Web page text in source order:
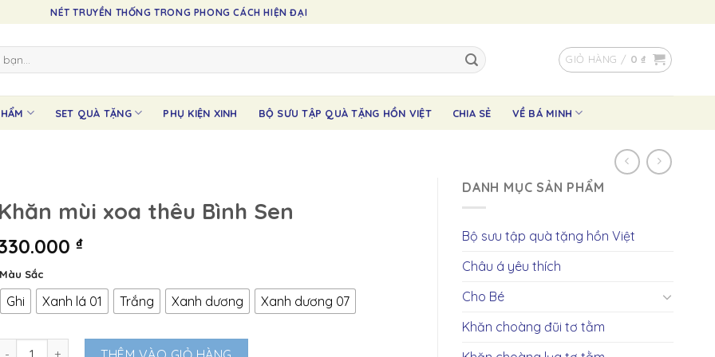
NÉT TRUYỀN THỐNG TRONG PHONG CÁCH HIỆN ĐẠI
GIỎ HÀNG / 0₫
SET QUÀ TẶNG PHỤ KIỆN XINH BỘ SƯU TẬP QUÀ TẶNG HỒN VIỆT CHIA SẺ VỀ BÁ MINH
DANH MỤC SẢN PHẨM
Bộ sưu tập quà tặng hồn Việt
Châu á yêu thích
Cho Bé
Khăn choàng đũi tơ tằm
Khăn mùi xoa thêu Bình Sen
₫
Màu Sắc
Ghi Xanh lá 01 Trắng Xanh dương Xanh dương 07
Khăn mùi xoa thêu Bình Sen số lượng